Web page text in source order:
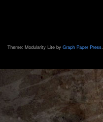
Theme: Modularity Lite by Graph Paper Press.